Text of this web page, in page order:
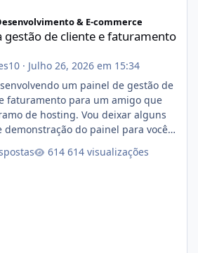
& E-commerce
gestão de cliente e faturamento
· Julho 26, 2026 em 15:34
um painel de gestão de
faturamento para um amigo que
de hosting. Vou deixar alguns
demonstração do painel para vocês
de 80% concluído e conta com
614 visualizações